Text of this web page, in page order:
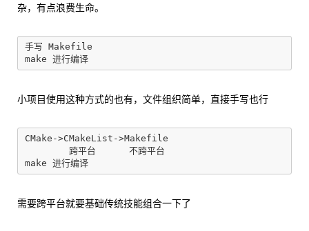
杂，有点浪费生命。
手写 Makefile
小项目使用这种方式的也有，文件组织简单，直接手写也行
CMake->CMakeList->Makefile
        跨平台      不跨平台
需要跨平台就要基础传统技能组合一下了